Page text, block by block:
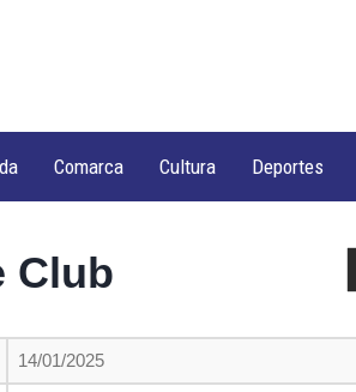
Comarca Cultura Deportes
Club
14/01/2025